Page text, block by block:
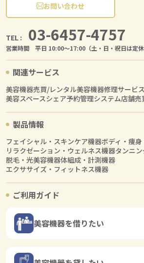
お問い合わせ
TEL : 03-6457-4757
営業時間 平日 10:00〜17:00（土・日・祝日は定休
関連サービス
美容機器売買/レンタル美容機器修理サービス
美容スペースシェア予約管理システム店舗売
製品情報
フェイシャル・スキンケア機器ボディ・痩
リラクゼーション・ウェルネス機器タンニ
脱毛・光美容機器体組成・計測機器
エクササイズ・フィットネス機器
ご利用ガイド
美容機器を借りたい